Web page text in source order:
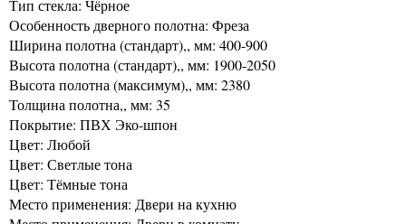
Тип стекла: Чёрное
Особенность дверного полотна: Фреза
Ширина полотна (стандарт),, мм: 400-900
Высота полотна (стандарт),, мм: 1900-2050
Высота полотна (максимум),, мм: 2380
Толщина полотна,, мм: 35
Покрытие: ПВХ Эко-шпон
Цвет: Любой
Цвет: Светлые тона
Цвет: Тёмные тона
Место применения: Двери на кухню